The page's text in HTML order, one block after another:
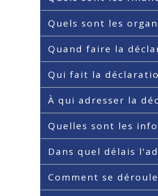
Quels sont les
Quand faire la
Qui fait la
À qui adresser la
Quelles sont les
Dans quel délais
Comment se